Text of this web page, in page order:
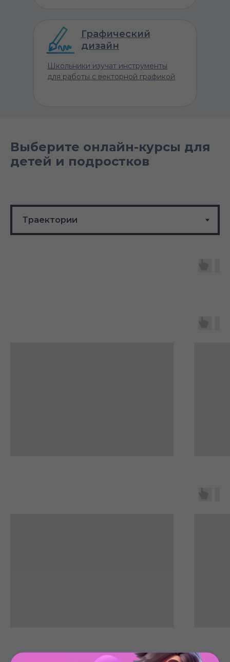
Школьники изучат инструменты
для работы с векторной графикой
Графический
дизайн
Выберите онлайн-курсы для
детей и подростков